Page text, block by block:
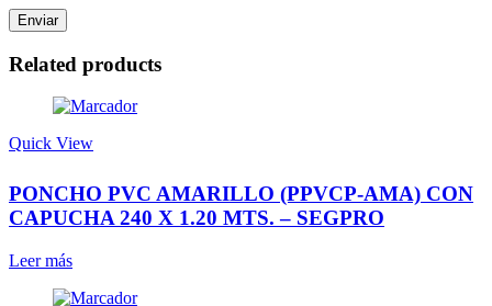
Related products
Quick View
PONCHO PVC AMARILLO (PPVCP-AMA) CON
CAPUCHA 240 X 1.20 MTS. – SEGPRO
Leer más